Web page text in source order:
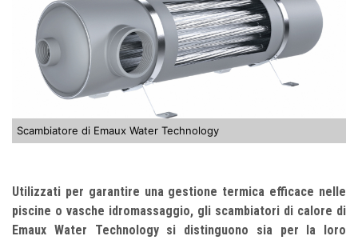
Scambiatore di Emaux Water Technology
Utilizzati per garantire una gestione termica efficace nelle
piscine o vasche idromassaggio, gli scambiatori di calore di
Emaux Water Technology si distinguono sia per la loro